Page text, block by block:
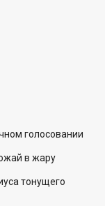
голосовании
в жару
тонущего